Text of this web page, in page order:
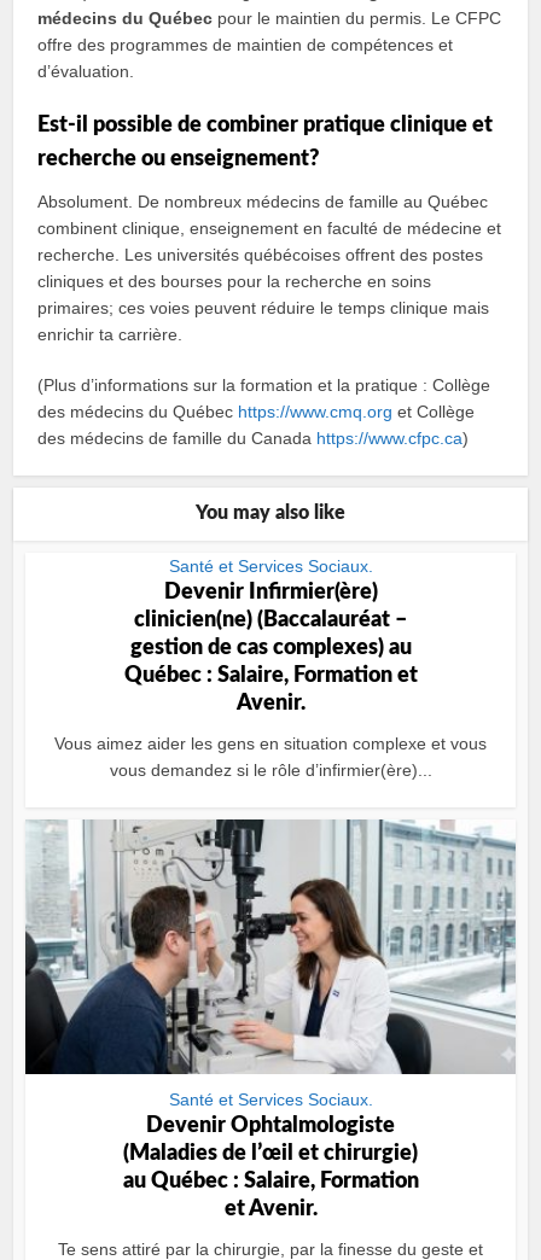
médecins du Québec pour le maintien du permis. Le CFPC
offre des programmes de maintien de compétences et
d’évaluation.
Est-il possible de combiner pratique clinique et
recherche ou enseignement?
Absolument. De nombreux médecins de famille au Québec
combinent clinique, enseignement en faculté de médecine et
recherche. Les universités québécoises offrent des postes
cliniques et des bourses pour la recherche en soins
primaires; ces voies peuvent réduire le temps clinique mais
enrichir ta carrière.
(Plus d’informations sur la formation et la pratique : Collège
des médecins du Québec https://www.cmq.org et Collège
des médecins de famille du Canada https://www.cfpc.ca)
You may also like
Santé et Services Sociaux.
Devenir Infirmier(ère)
clinicien(ne) (Baccalauréat –
gestion de cas complexes) au
Québec : Salaire, Formation et
Avenir.
Vous aimez aider les gens en situation complexe et vous
vous demandez si le rôle d’infirmier(ère)...
Santé et Services Sociaux.
Devenir Ophtalmologiste
(Maladies de lʼœil et chirurgie)
au Québec : Salaire, Formation
et Avenir.
Te sens attiré par la chirurgie, par la finesse du geste et